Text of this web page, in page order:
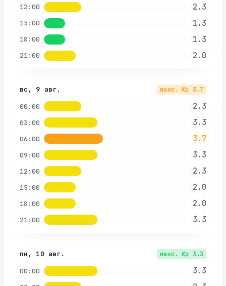
12:00 2.3
15:00 1.3
18:00 1.3
21:00 2.0
вс, 9 авг. макс. Kp 3.7
00:00 2.3
03:00 3.3
06:00 3.7
09:00 3.3
12:00 2.3
15:00 2.0
18:00 2.0
21:00 3.3
пн, 10 авг. макс. Kp 3.3
00:00 3.3